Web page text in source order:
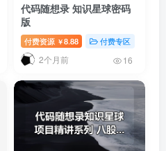
代码随想录 知识星球密码
版
付费资源 ￥8.88 付费专区
2个月前 16